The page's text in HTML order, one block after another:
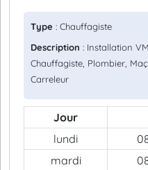
Type : Chauffagiste
Description : Installation
Chauffagiste, Plombier,
Carreleur
Jour
lundi
mardi